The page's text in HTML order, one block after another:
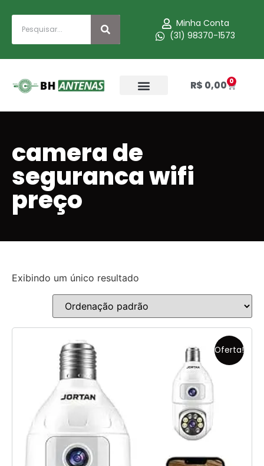
Minha Conta
(31) 98370-1573
R$ 0,00 0
camera de
seguranca wifi
preço
Exibindo um único resultado
Oferta!